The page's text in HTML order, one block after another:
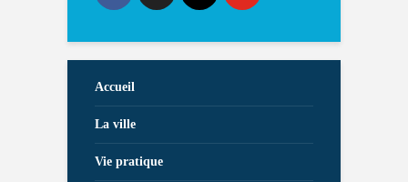
Accueil
La ville
Vie pratique